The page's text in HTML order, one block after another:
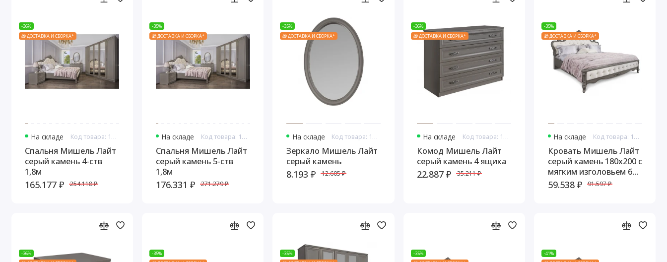
-36%
🎁 ДОСТАВКА И СБОРКА*
На складе Код товара: 16679
Спальня Мишель Лайт
серый камень 4-ств
1,8м
165.177 ₽ 254.118 ₽
-35%
🎁 ДОСТАВКА И СБОРКА*
На складе Код товара: 16680
Спальня Мишель Лайт
серый камень 5-ств
1,8м
176.331 ₽ 271.279 ₽
-35%
🎁 ДОСТАВКА И СБОРКА*
На складе Код товара: 16702
Зеркало Мишель Лайт
серый камень
8.193 ₽ 12.605 ₽
-36%
🎁 ДОСТАВКА И СБОРКА*
На складе Код товара: 16703
Комод Мишель Лайт
серый камень 4 ящика
22.887 ₽ 35.211 ₽
-35%
🎁 ДОСТАВКА И СБОРКА*
На складе Код товара: 16704
Кровать Мишель Лайт
серый камень 180х200 с
мягким изголовьем без
п/м
59.538 ₽ 91.597 ₽
-36%
-35%
-35%
-35%
-41%